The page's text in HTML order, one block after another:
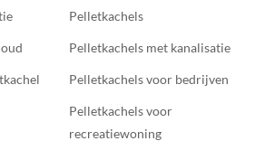
Pelletkachels
Pelletkachels met kanalisatie
Pelletkachels voor bedrijven
Pelletkachels voor
recreatiewoning